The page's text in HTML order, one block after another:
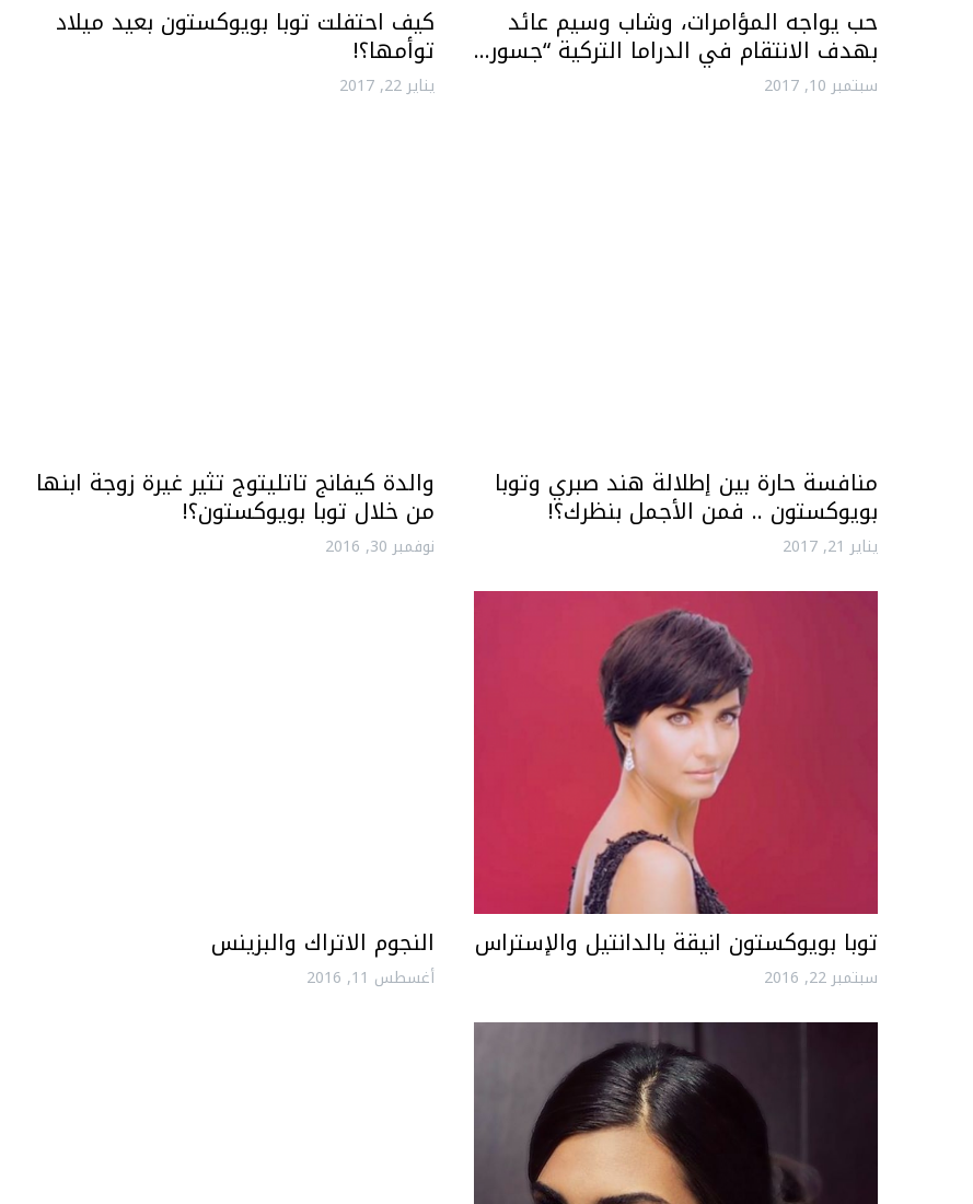
حب يواجه المؤامرات، وشاب وسيم عائد
بهدف الانتقام في الدراما التركية “جسور…
سبتمبر 10, 2017
كيف احتفلت توبا بويوكستون بعيد ميلاد
توأمها؟!
يناير 22, 2017
منافسة حارة بين إطلالة هند صبري وتوبا
بويوكستون .. فمن الأجمل بنظرك؟!
يناير 21, 2017
والدة كيفانج تاتليتوج تثير غيرة زوجة ابنها
من خلال توبا بويوكستون؟!
نوفمبر 30, 2016
توبا بويوكستون انيقة بالدانتيل والإستراس
سبتمبر 22, 2016
النجوم الاتراك والبزينس
أغسطس 11, 2016